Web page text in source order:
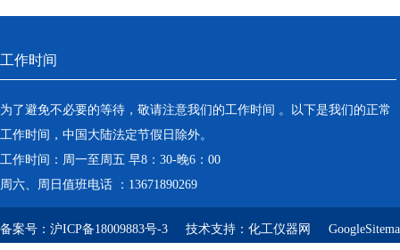
工作时间
为了避免不必要的等待，敬请注意我们的工作时间 。以下是我们的正常
工作时间，中国大陆法定节假日除外。
工作时间：周一至周五 早8：30-晚6：00
周六、周日值班电话 ：13671890269
备案号： 沪ICP备18009883号-3 技术支持： 化工仪器网